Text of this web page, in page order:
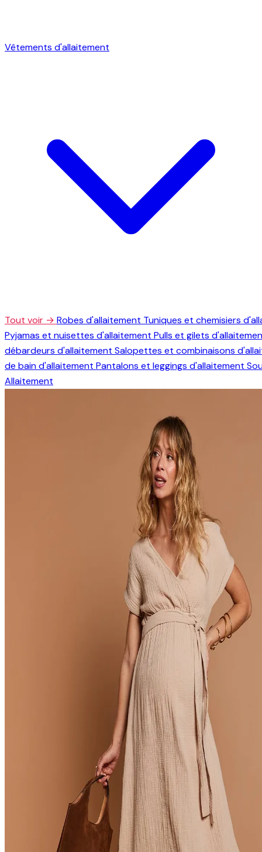
Vêtements d'allaitement
Tout voir → Robes d'allaitement Tuniques et chemisiers
Pyjamas et nuisettes d'allaitement Pulls et gilets
débardeurs d'allaitement Salopettes et combinaisons
de bain d'allaitement Pantalons et leggings d'allaitement
Allaitement